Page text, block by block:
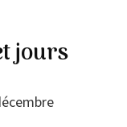
jours